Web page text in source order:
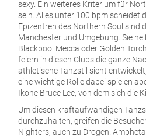
sexy. Ein weiteres Kriterium für
sein. Alles unter 100 bpm scheidet
Epizentren des Northern Soul sind
Manchester und Umgebung. Sie
Blackpool Mecca oder Golden
feiern in diesen Clubs die ganze
athletische Tanzstil sicht
eine wichtige Rolle dabei spielen
Ikone Bruce Lee, von dem sich die
Um diesen kraftaufwändigen
durchzuhalten, greifen die
Nighters, auch zu Drogen.